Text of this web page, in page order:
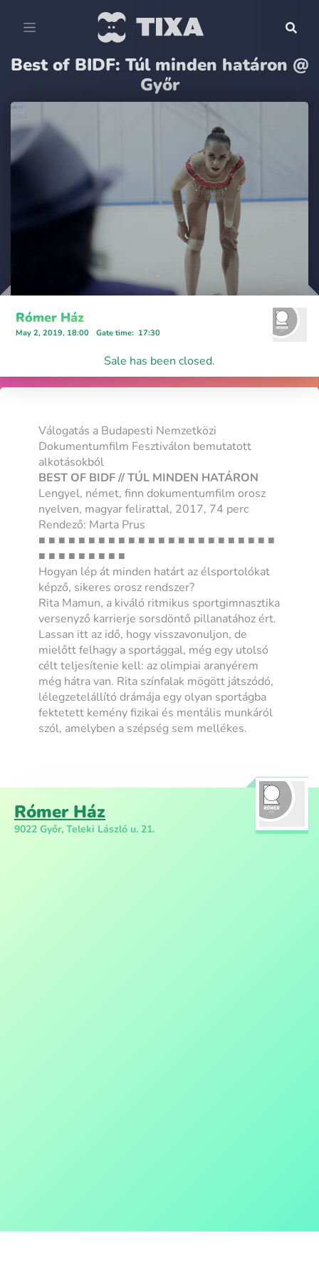
Best of BIDF: Túl minden határon @
Győr
Rómer Ház
May 2, 2019, 18:00 Gate time: 17:30
Sale has been closed.
Válogatás a Budapesti Nemzetközi
Dokumentumfilm Fesztiválon bemutatott
alkotásokból
BEST OF BIDF // TÚL MINDEN HATÁRON
Lengyel, német, finn dokumentumfilm orosz
nyelven, magyar felirattal, 2017, 74 perc
Rendező: Marta Prus
■ ■ ■ ■ ■ ■ ■ ■ ■ ■ ■ ■ ■ ■ ■ ■ ■ ■ ■ ■ ■ ■ ■ ■
■ ■ ■ ■ ■ ■ ■ ■ ■
Hogyan lép át minden határt az élsportolókat
képző, sikeres orosz rendszer?
Rita Mamun, a kiváló ritmikus sportgimnasztika
versenyző karrierje sorsdöntő pillanatához ért.
Lassan itt az idő, hogy visszavonuljon, de
mielőtt felhagy a sportággal, még egy utolsó
célt teljesítenie kell: az olimpiai aranyérem
még hátra van. Rita színfalak mögött játszódó,
lélegzetelállító drámája egy olyan sportágba
fektetett kemény fizikai és mentális munkáról
szól, amelyben a szépség sem mellékes.
Rómer Ház
9022 Győr, Teleki László u. 21.